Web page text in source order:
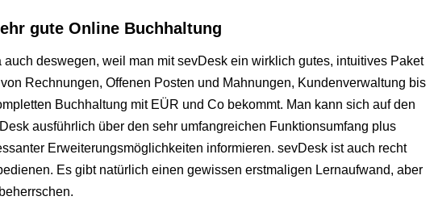
gute Online Buchhaltung
auch deswegen, weil man mit sevDesk ein wirklich gutes, intuitives Paket
Rechnungen, Offenen Posten und Mahnungen, Kundenverwaltung bis
Buchhaltung mit EÜR und Co bekommt. Man kann sich auf den
ausführlich über den sehr umfangreichen Funktionsumfang plus
Erweiterungsmöglichkeiten informieren. sevDesk ist auch recht
Es gibt natürlich einen gewissen erstmaligen Lernaufwand, aber